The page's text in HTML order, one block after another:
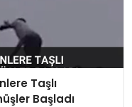
Taşlı
Başladı